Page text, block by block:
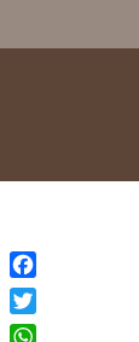
Skip
to
content
Facebook
Twitter